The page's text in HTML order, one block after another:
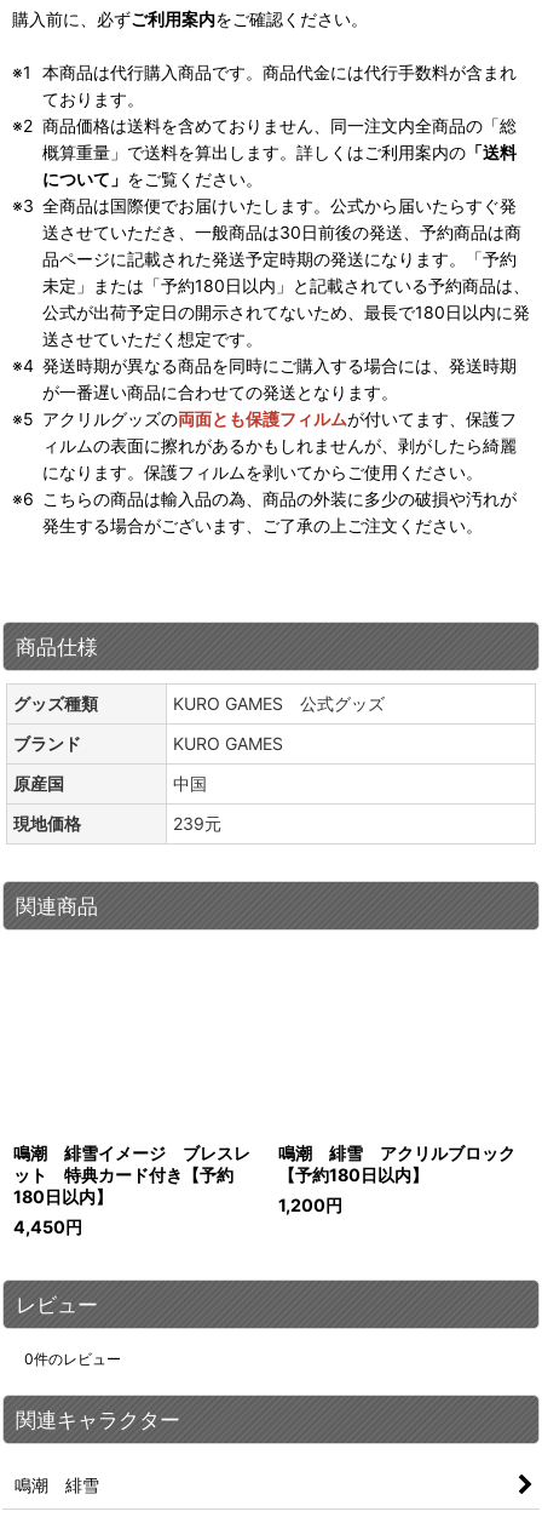
購入前に、必ずご利用案内をご確認ください。
本商品は代行購入商品です。商品代金には代行手数料が含まれ
ております。
商品価格は送料を含めておりません、同一注文内全商品の「総
概算重量」で送料を算出します。詳しくはご利用案内の 「送料
について」 をご覧ください。
全商品は国際便でお届けいたします。公式から届いたらすぐ発
送させていただき、一般商品は30日前後の発送、予約商品は商
品ページに記載された発送予定時期の発送になります。「予約
未定」または「予約180日以内」と記載されている予約商品は、
公式が出荷予定日の開示されてないため、最長で180日以内に発
送させていただく想定です。
発送時期が異なる商品を同時にご購入する場合には、発送時期
が一番遅い商品に合わせての発送となります。
アクリルグッズの両面とも保護フィルムが付いてます、保護フ
ィルムの表面に擦れがあるかもしれませんが、剥がしたら綺麗
になります。保護フィルムを剥いてからご使用ください。
こちらの商品は輸入品の為、商品の外装に多少の破損や汚れが
発生する場合がございます、ご了承の上ご注文ください。
商品仕様
グッズ種類
KURO GAMES 公式グッズ
ブランド
KURO GAMES
原産国
中国
現地価格
239元
関連商品
鳴潮 緋雪イメージ ブレスレ
ット 特典カード付き【予約
180日以内】
4,450円
鳴潮 緋雪 アクリルブロック
【予約180日以内】
1,200円
レビュー
0件のレビュー
関連キャラクター
鳴潮 緋雪